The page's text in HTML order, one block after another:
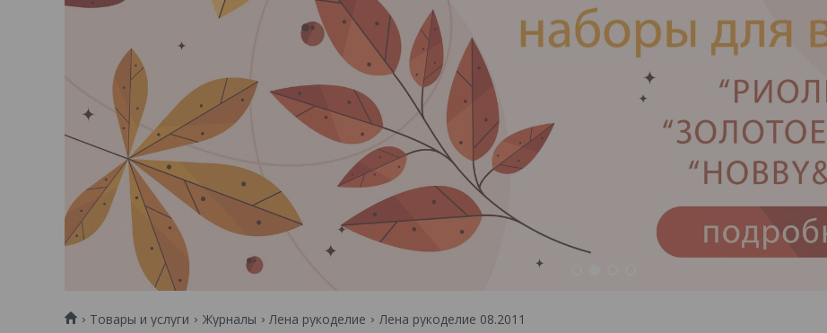
Товары и услуги Журналы Лена рукоделие Лена рукоделие 08.2011